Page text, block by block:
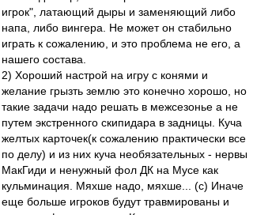
игрок", латающий дыры и заменяющий либо
напа, либо вингера. Не может он стабильно
играть к сожалению, и это проблема не его, а
нашего состава.
2) Хороший настрой на игру с конями и
желание грызть землю это конечно хорошо, но
такие задачи надо решать в межсезонье а не
путем экстренного скипидара в задницы. Куча
желтых карточек(к сожалению практически все
по делу) и из них куча необязательных - нервы
МакГиди и ненужный фол ДК на Мусе как
кульминация. Мяхше надо, мяхше... (с) Иначе
еще больше игроков будут травмированы и